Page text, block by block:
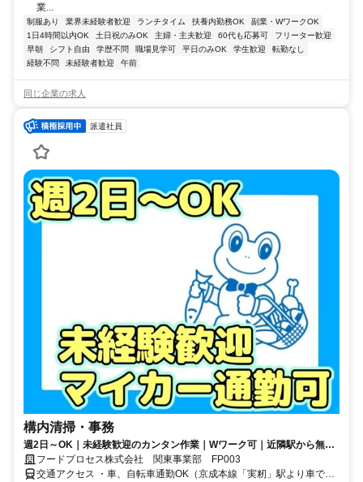
業...
制服あり 業界未経験者歓迎 ランチタイム 扶養内勤務OK
副業・WワークOK
1日4時間以内OK
土日祝のみOK 主婦・主夫歓迎 60代も応募可
フリーター歓迎
早朝
シフト自由 学歴不問 職場見学可 平日のみOK 学生歓迎
転勤なし
経験不問
未経験者歓迎 午前
同じ企業の求人
派遣社員
構内清掃・事務
週2日～OK｜未経験歓迎のカンタン作業｜Wワーク可｜近隣駅から無料
送迎バスあり｜マイカー通勤可
フードプロセス株式会社 関東事業部 FP003
交通アクセス ・車、自転車通勤OK（京成本線「実籾」駅より車で11